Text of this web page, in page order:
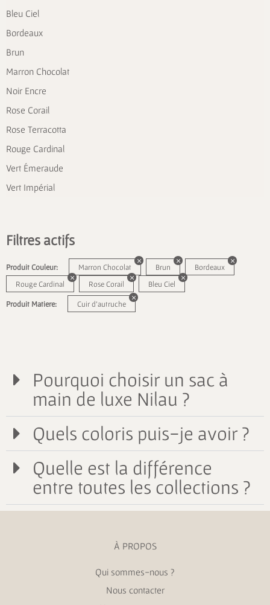
Bleu Ciel
Bordeaux
Brun
Marron Chocolat
Noir Encre
Rose Corail
Rose Terracotta
Rouge Cardinal
Vert Émeraude
Vert Impérial
Filtres actifs
Produit Couleur: Marron Chocolat Brun
Bordeaux
Rouge Cardinal
Rose Corail Bleu Ciel
Produit Matiere: Cuir d'autruche
Pourquoi choisir un sac à
main de luxe Nilau ?
Quels coloris puis-je avoir ?
Quelle est la différence
entre toutes les collections ?
À PROPOS
Qui sommes-nous ?
Nous contacter